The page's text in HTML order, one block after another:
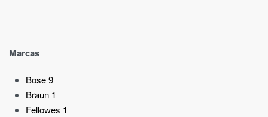
Marcas
Bose9
Braun 1
Fellowes 1